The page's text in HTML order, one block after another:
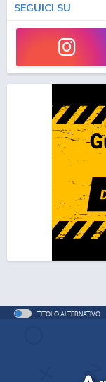
SEGUICI SU
TITOLO ALTERNATIVO